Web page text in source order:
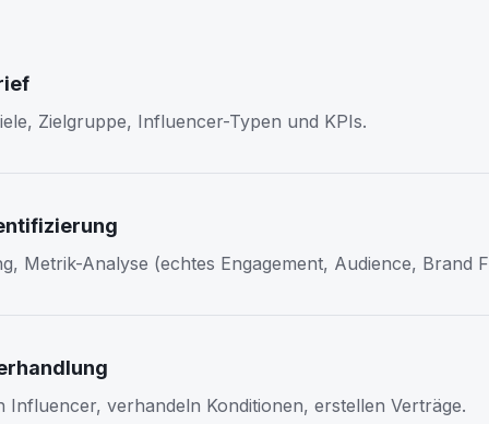
Zielgruppe, Influencer-Typen und KPIs.
Metrik-Analyse (echtes Engagement, Audience, Brand
Influencer, verhandeln Konditionen, erstellen Verträge.